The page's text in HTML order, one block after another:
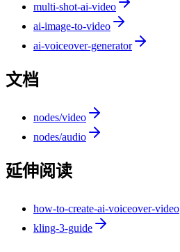
multi-shot-ai-video
ai-image-to-video
ai-voiceover-generator
文档
nodes/video
nodes/audio
延伸阅读
how-to-create-ai-voiceover-video
kling-3-guide